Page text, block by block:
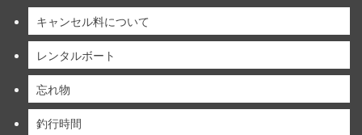
キャンセル料について
レンタルボート
忘れ物
釣行時間